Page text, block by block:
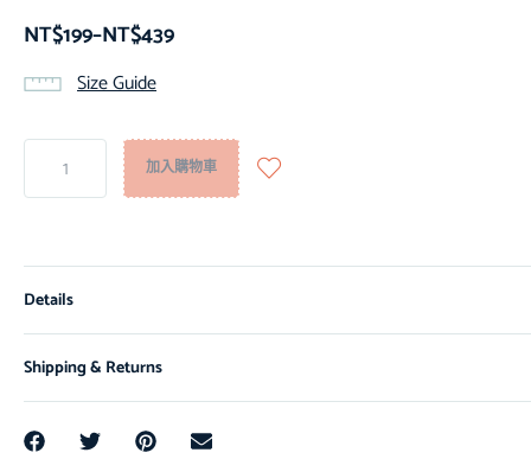
NT$199–NT$439
Size Guide
加入購物車
Details
Shipping & Returns